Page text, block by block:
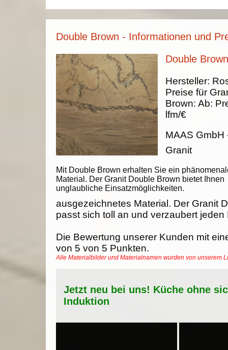
Double Brown - Informationen und
Double
Mit Double Brown erhalten Sie ein
Material. Der Granit Double Brown bietet Ihnen
unglaubliche Einsatzmöglichkeiten.
Hersteller:
Preise für
Brown: Ab:
lfm/€
MAAS GmbH
Granit
ausgezeichnetes Material. Der Granit
passt sich toll an und verzaubert jeden
Die Bewertung unserer Kunden mit
von 5 von 5 Punkten.
Alle Materialbilder und Materialnamen wurden von unserem
Jetzt neu bei uns! Küche ohne
Induktion